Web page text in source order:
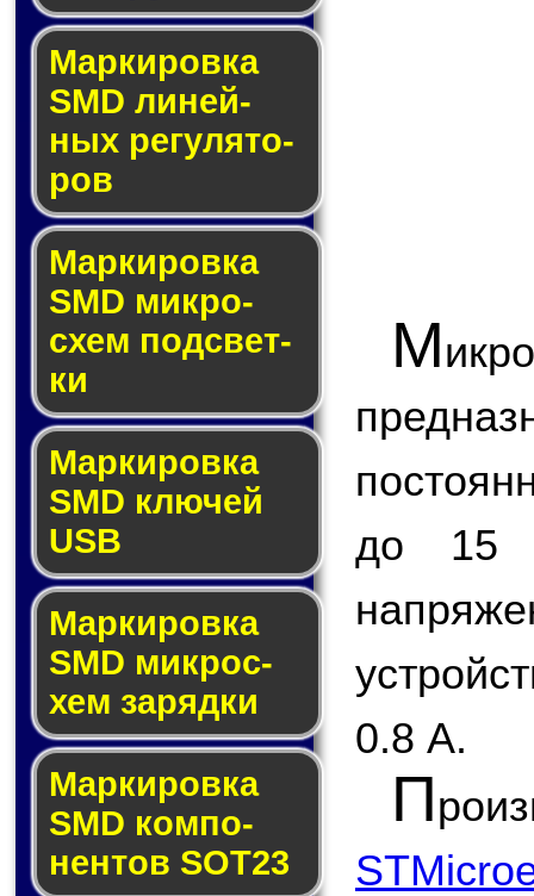
Маркировка
SMD ли­ней­
ных ре­гу­ля­то­
ров
Маркировка
SMD мик­ро­
схем под­свет­
ки
Маркировка
SMD клю­чей
USB
Маркировка
SMD мик­рос­
хем за­ряд­ки
Маркировка
SMD ком­по­
нен­тов SOT23
М
до 15
0.8 A.
П